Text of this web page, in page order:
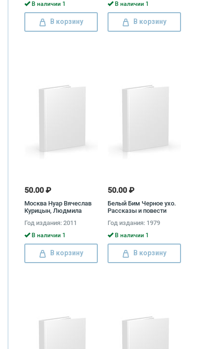
В наличии 1
В корзину
В наличии 1
В корзину
50.00 ₽
Москва Нуар Вячеслав
Курицын, Людмила
Зотов, Ирина Денежкина
Год издания: 2011
В наличии 1
В корзину
50.00 ₽
Белый Бим Черное ухо.
Рассказы и повести
Год издания: 1979
В наличии 1
В корзину